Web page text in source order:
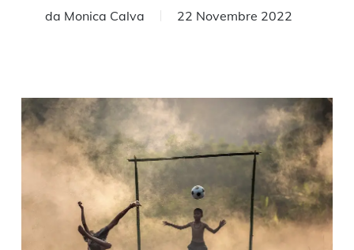
da Monica Calva 22 Novembre 2022